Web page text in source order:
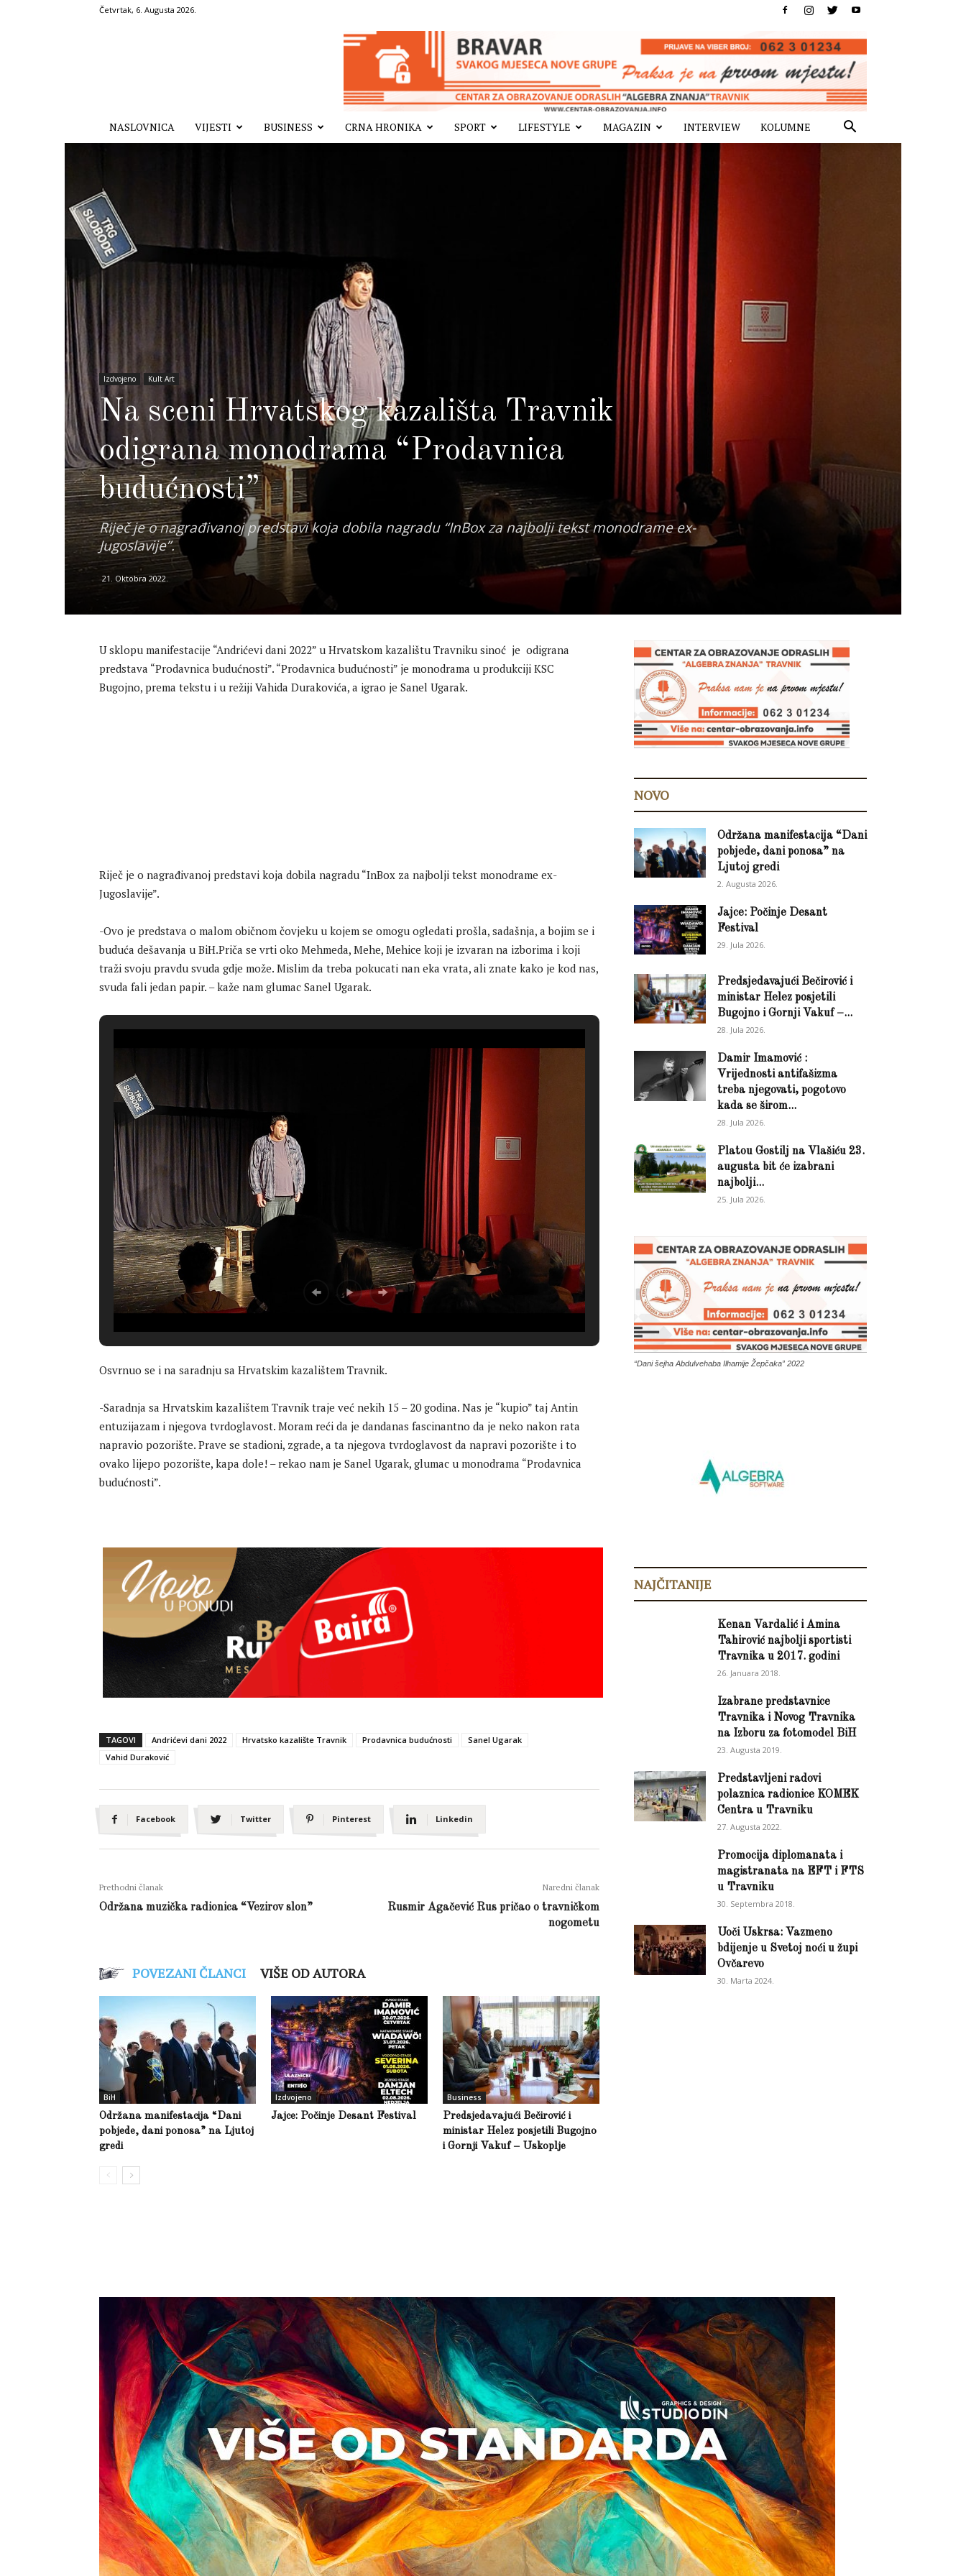
Četvrtak, 6. Augusta 2026.
NASLOVNICA VIJESTI BUSINESS CRNA HRONIKA SPORT LIFESTYLE MAGAZIN INTERVIEW KOLUMNE
Izdvojeno Kult Art
Na sceni Hrvatskog kazališta Travnik
odigrana monodrama “Prodavnica
budućnosti”
Riječ je o nagrađivanoj predstavi koja dobila nagradu “InBox za najbolji tekst monodrame ex-
Jugoslavije”.
21. Oktobra 2022.
U sklopu manifestacije “Andrićevi dani 2022” u Hrvatskom kazalištu Travniku sinoć je odigrana
predstava “Prodavnica budućnosti”. “Prodavnica budućnosti” je monodrama u produkciji KSC
Bugojno, prema tekstu i u režiji Vahida Durakovića, a igrao je Sanel Ugarak.
Riječ je o nagrađivanoj predstavi koja dobila nagradu “InBox za najbolji tekst monodrame ex-
Jugoslavije”.
-Ovo je predstava o malom običnom čovjeku u kojem se omogu ogledati prošla, sadašnja, a bojim se i
buduća dešavanja u BiH.Priča se vrti oko Mehmeda, Mehe, Mehice koji je izvaran na izborima i koji
traži svoju pravdu svuda gdje može. Mislim da treba pokucati nan eka vrata, ali znate kako je kod nas,
svuda fali jedan papir. – kaže nam glumac Sanel Ugarak.
Osvrnuo se i na saradnju sa Hrvatskim kazalištem Travnik.
-Saradnja sa Hrvatskim kazalištem Travnik traje već nekih 15 – 20 godina. Nas je “kupio” taj Antin
entuzijazam i njegova tvrdoglavost. Moram reći da je dandanas fascinantno da je neko nakon rata
napravio pozorište. Prave se stadioni, zgrade, a ta njegova tvrdoglavost da napravi pozorište i to
ovako lijepo pozorište, kapa dole! – rekao nam je Sanel Ugarak, glumac u monodrama “Prodavnica
budućnosti”.
TAGOVI Andrićevi dani 2022 Hrvatsko kazalište Travnik Prodavnica budućnosti
Sanel Ugarak
Vahid Duraković
Facebook Twitter Pinterest Linkedin
Prethodni članak
Održana muzička radionica “Vezirov slon”
Naredni članak
Rusmir Agačević Rus pričao o travničkom
nogometu
POVEZANI ČLANCI VIŠE OD AUTORA
BiH
Održana manifestacija “Dani
pobjede, dani ponosa” na Ljutoj
gredi
Izdvojeno
Jajce: Počinje Desant Festival
Business
Predsjedavajući Bečirović i
ministar Helez posjetili Bugojno
i Gornji Vakuf – Uskoplje
NOVO
Održana manifestacija “Dani
pobjede, dani ponosa” na
Ljutoj gredi
2. Augusta 2026.
Jajce: Počinje Desant
Festival
29. Jula 2026.
Predsjedavajući Bečirović i
ministar Helez posjetili
Bugojno i Gornji Vakuf –...
28. Jula 2026.
Damir Imamović :
Vrijednosti antifašizma
treba njegovati, pogotovo
kada se širom...
28. Jula 2026.
Platou Gostilj na Vlašiću 23.
augusta bit će izabrani
najbolji...
25. Jula 2026.
“Dani šejha Abdulvehaba Ilhamije Žepčaka” 2022
NAJČITANIJE
Kenan Vardalić i Amina
Tahirović najbolji sportisti
Travnika u 2017. godini
26. Januara 2018.
Izabrane predstavnice
Travnika i Novog Travnika
na Izboru za fotomodel BiH
23. Augusta 2019.
Predstavljeni radovi
polaznica radionice KOMEK
Centra u Travniku
27. Augusta 2022.
Promocija diplomanata i
magistranata na EFT i FTS
u Travniku
30. Septembra 2018.
Uoči Uskrsa: Vazmeno
bdijenje u Svetoj noći u župi
Ovčarevo
30. Marta 2024.